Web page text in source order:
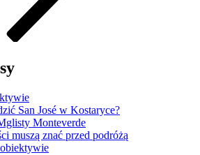
San José w Kostaryce?
Monteverde
muszą znać przed podróżą